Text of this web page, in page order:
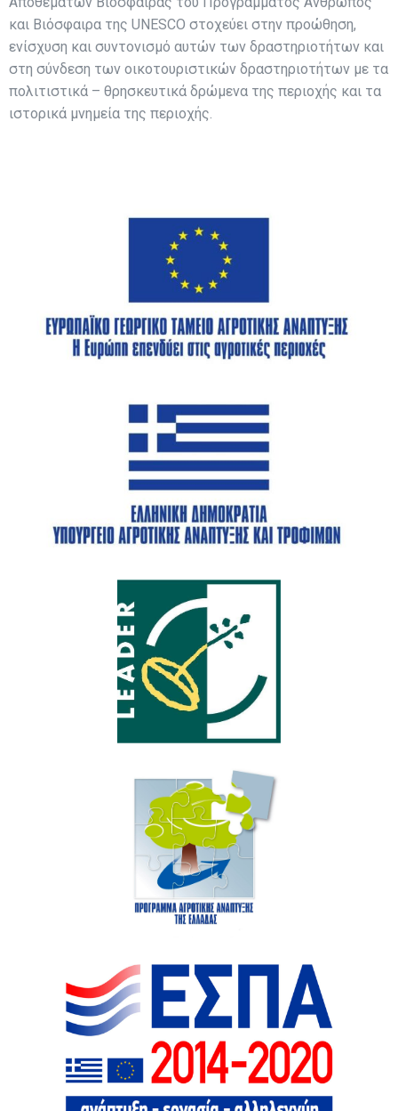
και Βιόσφαιρα της UNESCO στοχεύει στην προώθηση,
ενίσχυση και συντονισμό αυτών των δραστηριοτήτων και
στη σύνδεση των οικοτουριστικών δραστηριοτήτων με τα
πολιτιστικά – θρησκευτικά δρώμενα της περιοχής και τα
ιστορικά μνημεία της περιοχής.